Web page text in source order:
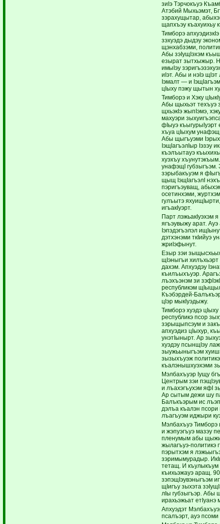
зиIэ Тэрчокъуэ
Атэбий Мыхьэмэт,
зэрахущытар,
щапхъэу къахуихьу
Тимборэ
зэхуэдэ дыдэу
щэнхабзэми,
Абы зэIущIэхэм
езырат зытхыжыр.
имыIэу
иIэт. Абы и нэIэ щIэт
Iэмалт — и
цIыху пэжу щытын
Тимборэ и Хэку
Абы щыхьэт техъуэ
щхьэкIэ жыпIэмэ,
махуэри
фIыуэ къыгурыIуэрт
хъуа цIыхум
Абы щыгъуэми
IэщIагъэлIыр Iэзэу
къэлъытауэ
хуэхъу
унафэщI губзыгъэм.
зэрыбакъуэм я
щыщ IэщIагъэлI
пэригъэуващ,
осетинхэми,
гулъытэ
игъакIуэрт.
Парт лэжьакIуэхэм
ягъэувыжу арат.
Iэпэдэгъэлэл
дэтхэнэми ткIийуэ
жриIэфынут.
Езыр зэи
щIэныгъи хилъхьэрт
дахэм. Апхуэдэу
къилъыхъуэр.
лъэхъэнэм зи
республикэм
Къэбэрдей-
цIэр мыкIуэдыжу.
Тимборэ хуэдэ
республикэ псор
зэрыщыпсэум и
апхуэдиз цIыхур,
унэтIынырт. Ар
хуэдэу псынщIэу
зыужьыныгъэм
зызыхъуэж
къалэнышхуэхэми
Мэлбахъуэр Iущу
Центрым зэи
и лъахэгъухэм яфI
Ар сытым дежи шу
Балъкъэрым ис
дэлъа къалэн
лъагъуэм иджыри
Мэлбахъуэ Тимборэ
и жэпуэгъуэ мазэу
пленумым абы
жылагъуэ-политикэ
пэрытхэм я
зэримымурадыр.
тетащ. И къулыкъум
къихьэжауэ аращ.
зэпэщIэувэныгъэм
щIигъу зыхэта
лIы губзыгъэр. Абы
ирахьэжьат етIуанэ
Апхуэдэт
псалъэрт, ауэ псоми